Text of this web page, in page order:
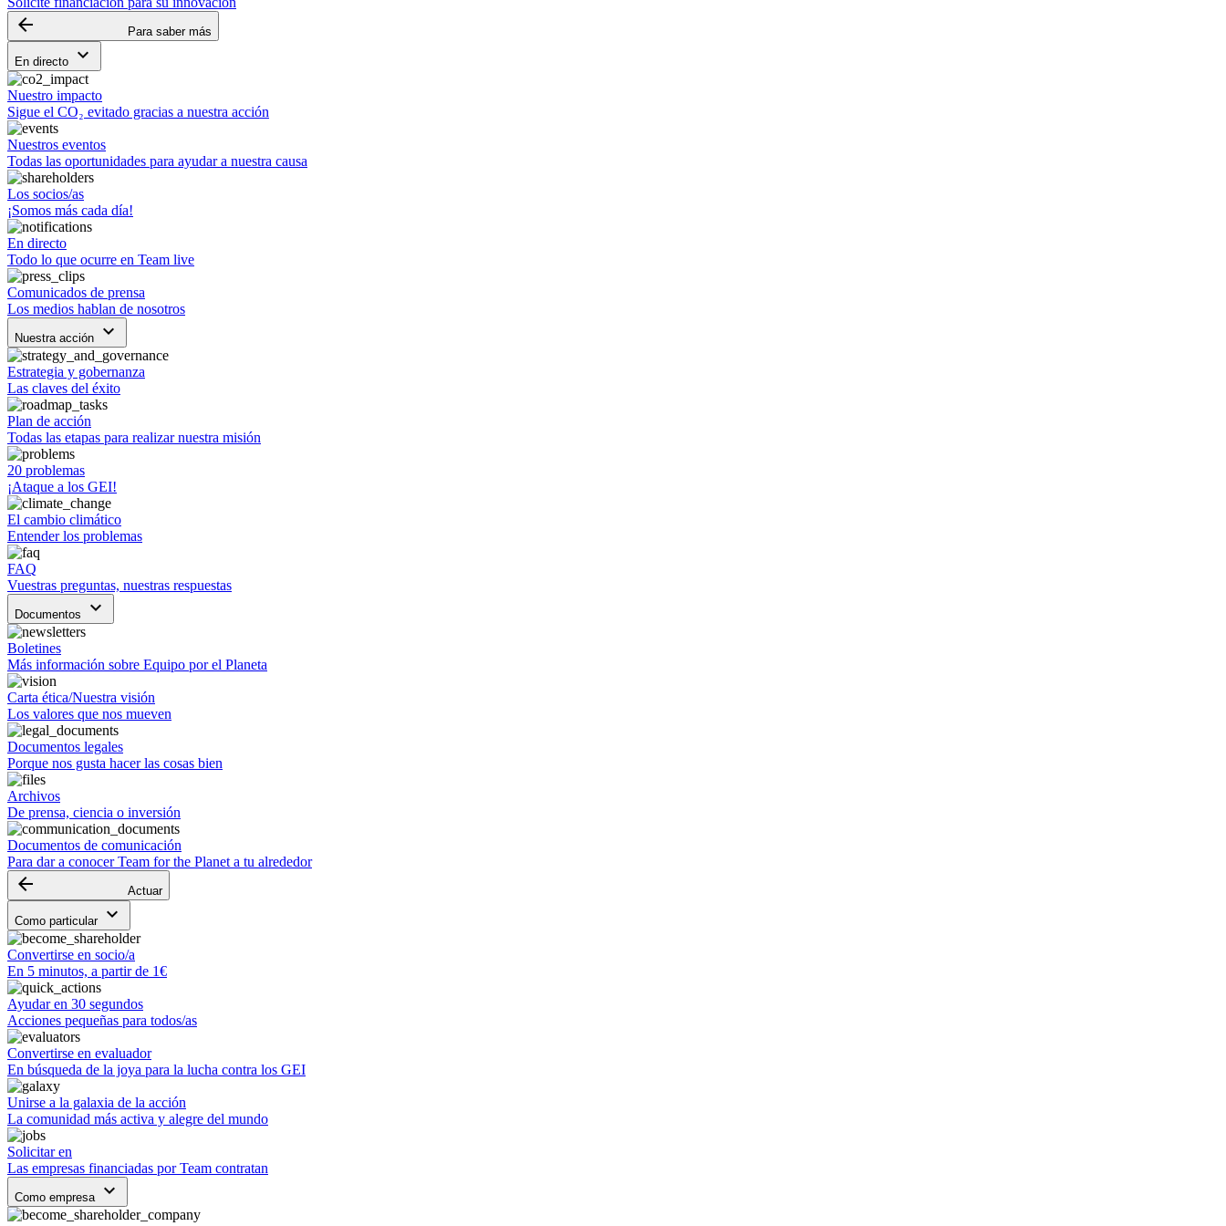
arrow_backward Para saber más
En directo keyboard_arrow_down
Nuestro impacto
Sigue el CO₂ evitado gracias a nuestra acción
Nuestros eventos
Todas las oportunidades para ayudar a nuestra causa
Los socios/as
¡Somos más cada día!
En directo
Todo lo que ocurre en Team live
Comunicados de prensa
Los medios hablan de nosotros
Nuestra acción keyboard_arrow_down
Estrategia y gobernanza
Las claves del éxito
Plan de acción
Todas las etapas para realizar nuestra misión
20 problemas
¡Ataque a los GEI!
El cambio climático
Entender los problemas
FAQ
Vuestras preguntas, nuestras respuestas
Documentos keyboard_arrow_down
Boletines
Más información sobre Equipo por el Planeta
Carta ética/Nuestra visión
Los valores que nos mueven
Documentos legales
Porque nos gusta hacer las cosas bien
Archivos
De prensa, ciencia o inversión
Documentos de comunicación
Para dar a conocer Team for the Planet a tu alrededor
arrow_backward Actuar
Como particular keyboard_arrow_down
Convertirse en socio/a
En 5 minutos, a partir de 1€
Ayudar en 30 segundos
Acciones pequeñas para todos/as
Convertirse en evaluador
En búsqueda de la joya para la lucha contra los GEI
Unirse a la galaxia de la acción
La comunidad más activa y alegre del mundo
Solicitar en
Las empresas financiadas por Team contratan
Como empresa keyboard_arrow_down